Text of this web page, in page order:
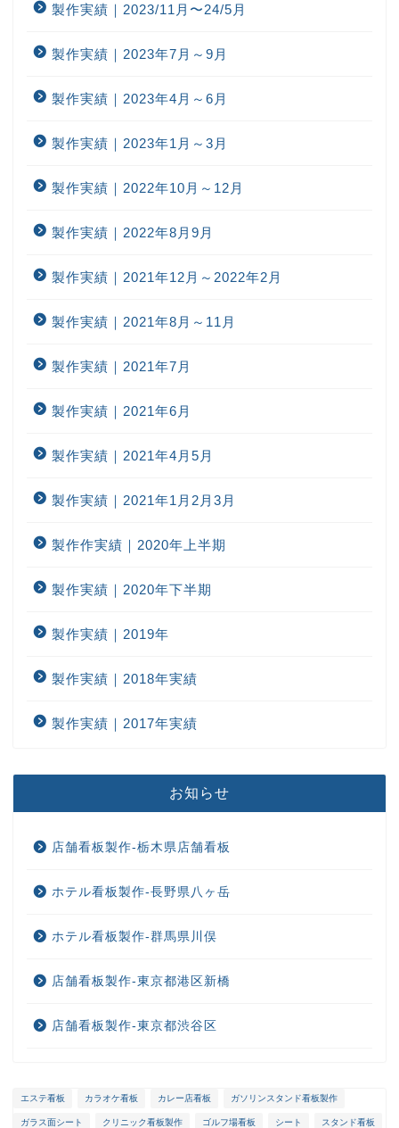
製作実績｜2023/11月〜24/5月
製作実績｜2023年7月～9月
製作実績｜2023年4月～6月
製作実績｜2023年1月～3月
製作実績｜2022年10月～12月
製作実績｜2022年8月9月
製作実績｜2021年12月～2022年2月
製作実績｜2021年8月～11月
製作実績｜2021年7月
製作実績｜2021年6月
製作実績｜2021年4月5月
製作実績｜2021年1月2月3月
製作作実績｜2020年上半期
製作実績｜2020年下半期
製作実績｜2019年
製作実績｜2018年実績
製作実績｜2017年実績
お知らせ
店舗看板製作-栃木県店舗看板
ホテル看板製作-長野県八ヶ岳
ホテル看板製作-群馬県川俣
店舗看板製作-東京都港区新橋
店舗看板製作-東京都渋谷区
エステ看板 カラオケ看板 カレー店看板 ガソリンスタンド看板製作
ガラス面シート クリニック看板製作 ゴルフ場看板 シート スタンド看板